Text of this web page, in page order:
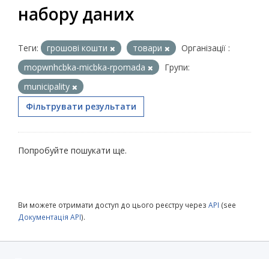
набору даних
Теги: грошові кошти товари
Організації :
mopwnhcbka-micbka-rpomada
Групи:
municipality
Фільтрувати результати
Попробуйте пошукати ще.
Ви можете отримати доступ до цього реєстру через API (see
Документація API).